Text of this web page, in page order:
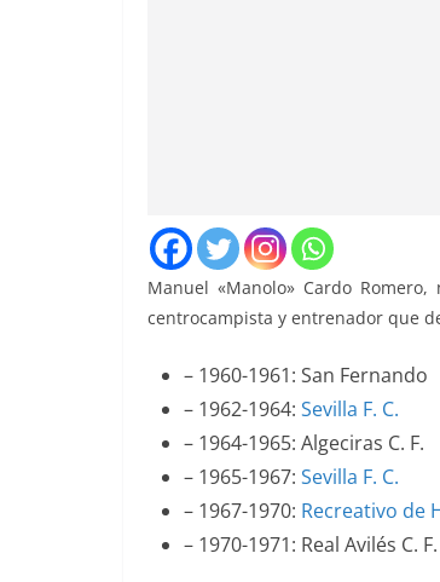
Manuel «Manolo» Cardo
centrocampista y entrenador que
– 1960-1961: San Fernando
– 1962-1964: Sevilla F. C.
– 1964-1965: Algeciras C. F.
– 1965-1967: Sevilla F. C.
– 1967-1970: Recreativo de
– 1970-1971: Real Avilés C. F.